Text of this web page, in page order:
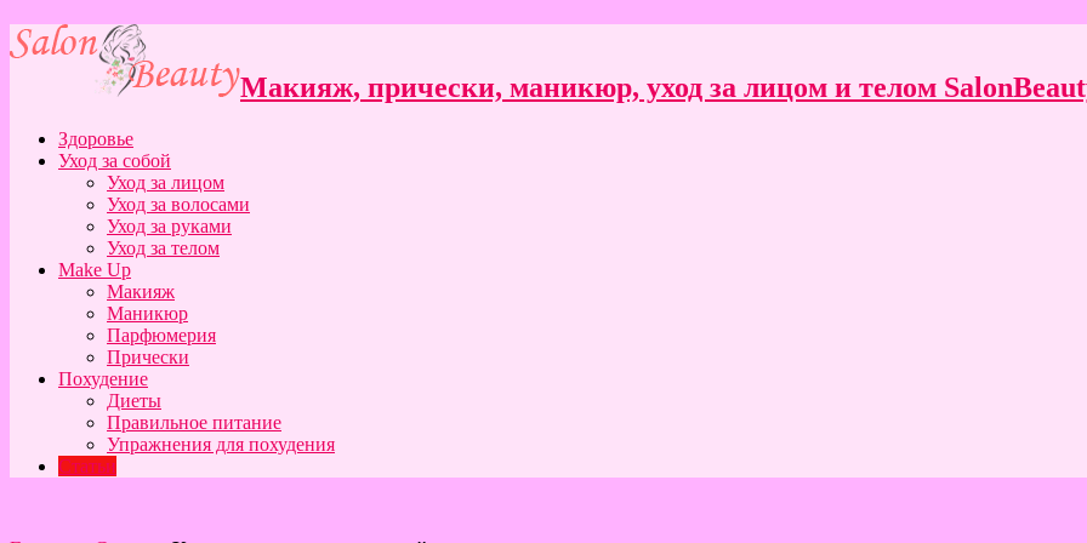
Макияж, прически, маникюр, уход за лицом и телом
Здоровье
Уход за собой
Уход за лицом
Уход за волосами
Уход за руками
Уход за телом
Make Up
Макияж
Маникюр
Парфюмерия
Прически
Похудение
Диеты
Правильное питание
Упражнения для похудения
Статьи